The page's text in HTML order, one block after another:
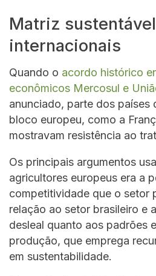
Matriz
internacionais
Quando o acordo histórico
econômicos Mercosul e
anunciado, parte dos países
bloco europeu, como a
mostravam resistência ao
Os principais argumentos
agricultores europeus era a
competitividade que o setor
relação ao setor brasileiro e
desleal quanto aos padrões
produção, que emprega
em sustentabilidade.